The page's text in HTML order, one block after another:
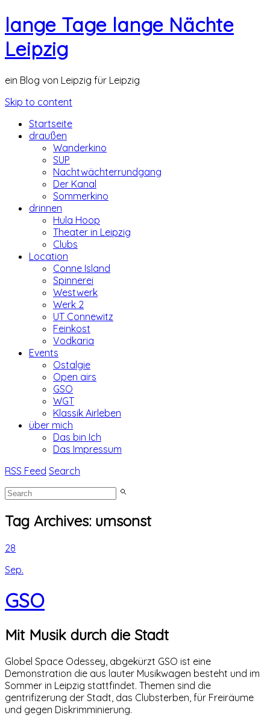
lange Tage lange Nächte
Leipzig
ein Blog von Leipzig für Leipzig
Skip to content
Startseite
draußen
Wanderkino
SUP
Nachtwächterrundgang
Der Kanal
Sommerkino
drinnen
Hula Hoop
Theater in Leipzig
Clubs
Location
Conne Island
Spinnerei
Westwerk
Werk 2
UT Connewitz
Feinkost
Vodkaria
Events
Ostalgie
Open airs
GSO
WGT
Klassik Airleben
über mich
Das bin Ich
Das Impressum
RSS Feed Search
Tag Archives: umsonst
28
Sep.
GSO
Mit Musik durch die Stadt
Globel Space Odessey, abgekürzt GSO ist eine
Demonstration die aus lauter Musikwagen besteht und im
Sommer in Leipzig stattfindet. Themen sind die
gentrifizerung der Stadt, das Clubsterben, für Freiräume
und gegen Diskrimminierung.